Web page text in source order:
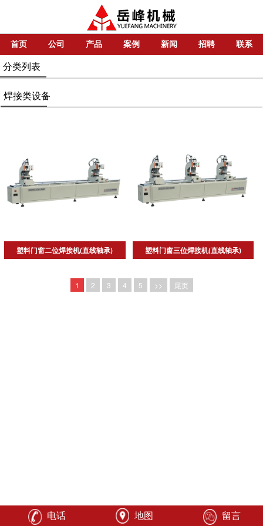
首页 公司 产品 案例 新闻 招聘 联系
分类列表
焊接类设备
塑料门窗二位焊接机(直线轴承) 塑料门窗三位焊接机(直线轴承)
1 2 3 4 5 >> 尾页
电话 地图 留言